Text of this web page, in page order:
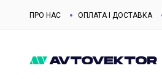
ПРО НАС ОПЛАТА І ДОСТАВКА